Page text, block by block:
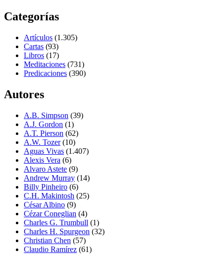
Categorías
Artículos (1.305)
Cartas (93)
Libros (17)
Meditaciones (731)
Predicaciones (390)
Autores
A.B. Simpson (39)
A.J. Gordon (1)
A.T. Pierson (62)
A.W. Tozer(10)
Aguas Vivas (1.407)
Alexis Vera (6)
Alvaro Astete (9)
Andrew Murray (14)
Billy Pinheiro (6)
C.H. Makintosh (25)
César Albino (9)
Cézar Coneglian (4)
Charles G. Trumbull (1)
Charles H. Spurgeon (32)
Christian Chen (57)
Claudio Ramírez (61)